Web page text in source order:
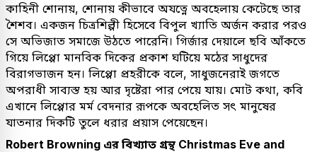
কাহিনী শোনায়, শোনায় কীভাবে অযত্নে অবহেলায় কেটেছে তার
শৈশব। একজন চিত্রশিল্পী হিসেবে বিপুল খ্যাতি অর্জন করার পরও
সে অভিজাত সমাজে উঠতে পারেনি। গির্জার দেয়ালে ছবি আঁকতে
গিয়ে লিপ্পো মানবিক দিকের প্রকাশ ঘটিয়ে মঠের সাধুদের
বিরাগভাজন হন। লিপ্পো প্রহরীকে বলে, সাধুজনেরাই জগতে
অপরাধী সাব্যস্ত হয় আর দৃষ্টেরা পার পেয়ে যায়। মোট কথা, কবি
এখানে লিপ্পোর মর্ম বেদনার রূপকে অবহেলিত সৎ মানুষের
যাতনার দিকটি তুলে ধরার প্রয়াস পেয়েছেন।
Robert Browning এর বিখ্যাত গ্রন্থ Christmas Eve and